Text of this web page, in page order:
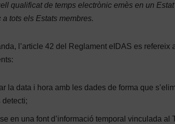
qualificat de temps electrònic emès en un
a tots els Estats membres.
l’article 42 del Reglament eIDAS es
la data i hora amb les dades de forma que
detecti;
en una font d’informació temporal vinculada al